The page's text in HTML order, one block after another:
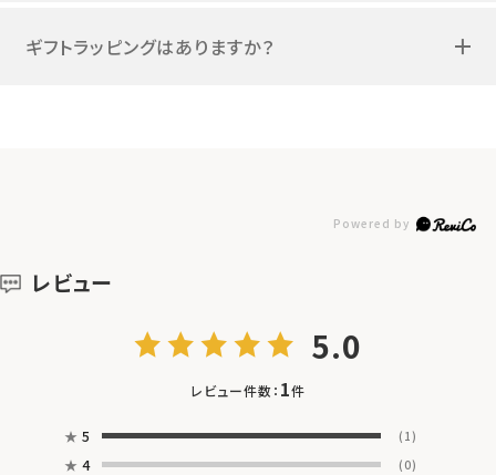
ギフトラッピングはありますか？
レビュー
5.0
レビュー件数： 1件
★ 5 (1)
★ 4 (0)